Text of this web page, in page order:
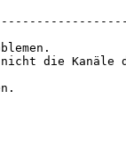
Problemen.
die Kanäle